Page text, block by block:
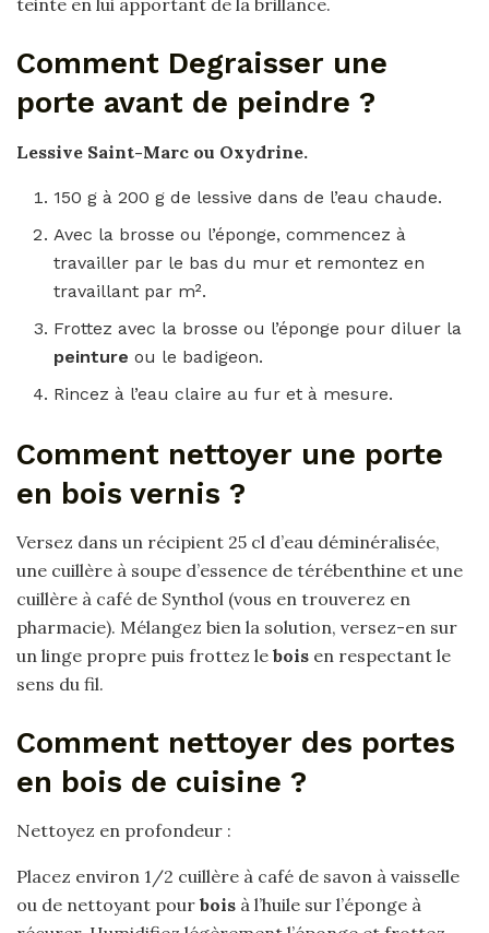
teinte en lui apportant de la brillance.
Comment Degraisser une
porte avant de peindre ?
Lessive Saint-Marc ou Oxydrine.
150 g à 200 g de lessive dans de l’eau chaude.
Avec la brosse ou l’éponge, commencez à
travailler par le bas du mur et remontez en
travaillant par m².
Frottez avec la brosse ou l’éponge pour diluer la
peintureou le badigeon.
Rincez à l’eau claire au fur et à mesure.
Comment nettoyer une porte
en bois vernis ?
Versez dans un récipient 25 cl d’eau déminéralisée,
une cuillère à soupe d’essence de térébenthine et une
cuillère à café de Synthol (vous en trouverez en
pharmacie). Mélangez bien la solution, versez-en sur
un linge propre puis frottez le bois en respectant le
sens du fil.
Comment nettoyer des portes
en bois de cuisine ?
Nettoyez en profondeur :
Placez environ 1/2 cuillère à café de savon à vaisselle
ou de nettoyant pour bois à l’huile sur l’éponge à